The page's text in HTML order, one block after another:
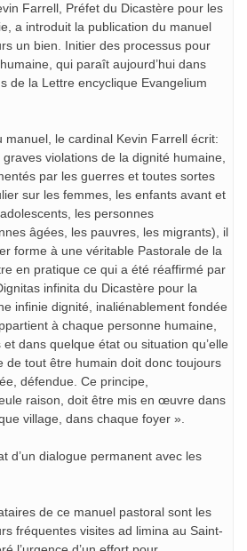
Farrell, Préfet du Dicastère pour les
a introduit la publication du manuel
un bien. Initier des processus pour
qui paraît aujourd’hui dans
de la Lettre encyclique Evangelium
manuel, le cardinal Kevin Farrell écrit:
violations de la dignité humaine,
par les guerres et toutes sortes
sur les femmes, les enfants avant et
les personnes
âgées, les pauvres, les migrants), il
forme à une véritable Pastorale de la
en pratique ce qui a été réaffirmé par
infinita du Dicastère pour la
infinie dignité, inaliénablement fondée
à chaque personne humaine,
dans quelque état ou situation qu’elle
de tout être humain doit donc toujours
défendue. Ce principe,
raison, doit être mis en œuvre dans
village, dans chaque foyer ».
d’un dialogue permanent avec les
de ce manuel pastoral sont les
fréquentes visites ad limina au Saint-